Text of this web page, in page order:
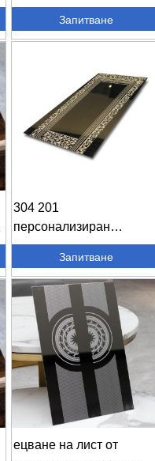
гравиран неръждаем
стоманен ш...
Запитване
304 201
персонализиран
гравиран модел 4×8
неръждаема стомана ...
Запитване
ецване на лист от